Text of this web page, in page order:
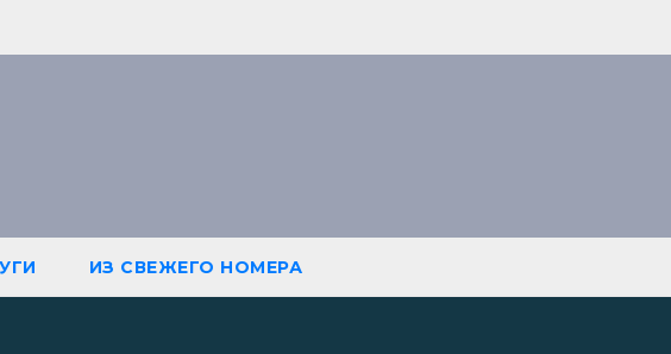
ИЗ СВЕЖЕГО НОМЕРА